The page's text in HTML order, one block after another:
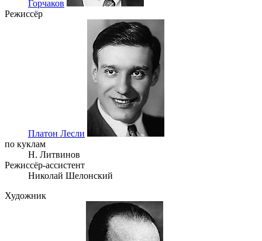
Горчаков
Режиссёр
Платон Лесли
по куклам
Н. Литвинов
Режиссёр-ассистент
Николай Шелонский
Художник